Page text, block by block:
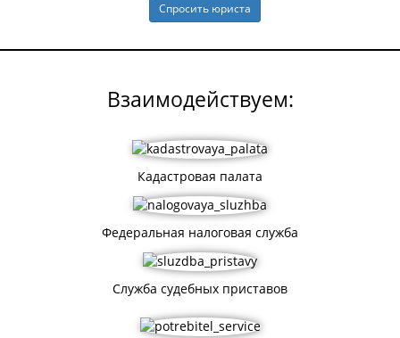
Спросить юриста
Взаимодействуем:
Кадастровая палата
Федеральная налоговая служба
Служба судебных приставов